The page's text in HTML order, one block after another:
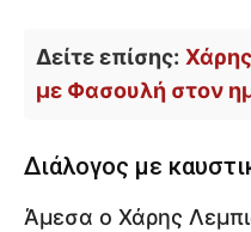
Δείτε επίσης:
με Φασουλή στον
Διάλογος με
Άμεσα ο Χάρης